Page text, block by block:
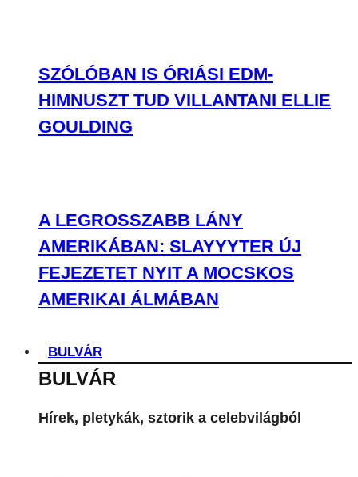
SZÓLÓBAN IS ÓRIÁSI EDM-
HIMNUSZT TUD VILLANTANI ELLIE
GOULDING
A LEGROSSZABB LÁNY
AMERIKÁBAN: SLAYYYTER ÚJ
FEJEZETET NYIT A MOCSKOS
AMERIKAI ÁLMÁBAN
BULVÁR
BULVÁR
Hírek, pletykák, sztorik a celebvilágból